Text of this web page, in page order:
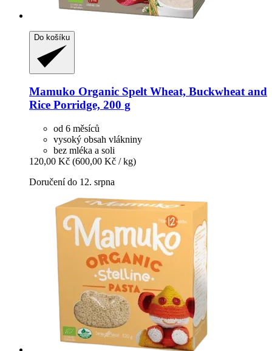
Do košíku
Mamuko Organic Spelt Wheat, Buckwheat and
Rice Porridge, 200 g
od 6 měsíců
vysoký obsah vlákniny
bez mléka a soli
120,00 Kč (600,00 Kč / kg)
Doručení do 12. srpna